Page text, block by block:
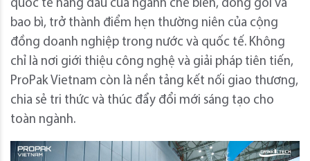
quốc tế hàng đầu của ngành chế biến, đóng gói và
bao bì, trở thành điểm hẹn thường niên của cộng
đồng doanh nghiệp trong nước và quốc tế. Không
chỉ là nơi giới thiệu công nghệ và giải pháp tiên tiến,
ProPak Vietnam còn là nền tảng kết nối giao thương,
chia sẻ tri thức và thúc đẩy đổi mới sáng tạo cho
toàn ngành.